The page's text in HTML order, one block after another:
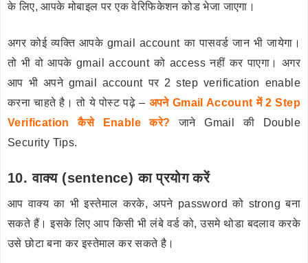
के लिए, आपके मोबाइल पर एक वेरिफिकेशन कोड भेजा जाएगा।
अगर कोई व्यक्ति आपके gmail account का पासवर्ड जान भी जायेगा।
तो भी वो आपके gmail account को access नहीं कर पाएगा। अगर
आप भी अपने gmail account पर 2 step verification enable
करना चाहते है। तो ये पोस्ट पढ़े – अपने Gmail Account में 2 Step
Verification कैसे Enable करे? जाने Gmail की Double
Security Tips.
10. वाक्य (sentence) का प्रयोग करें
आप वाक्य का भी इस्तेमाल करके, अपने password को strong बना
सकते हैं। इसके लिए आप किसी भी लंबे वर्ड को, उसमे थोडा बदलाव करके
उसे छोटा बना कर इस्तेमाल कर सकते है।